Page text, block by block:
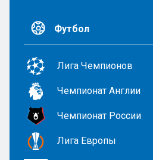
Футбол
Лига Чемпионов
Чемпионат Англии
Чемпионат России
Лига Европы